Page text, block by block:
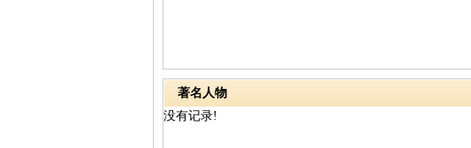
著名人物
没有记录!